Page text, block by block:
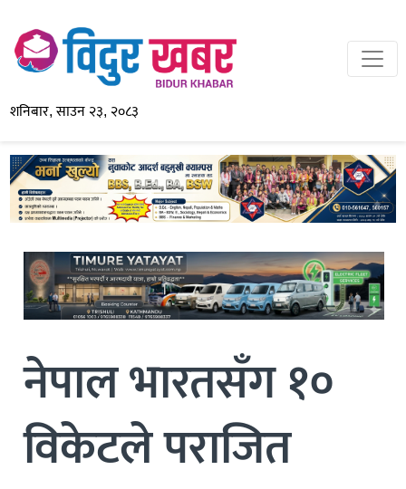
शनिबार, साउन २३, २०८३
नेपाल भारतसँग १०
विकेटले पराजित